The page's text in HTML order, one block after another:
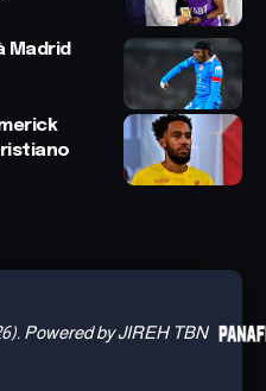
Madrid
Powered by JIREH TBN